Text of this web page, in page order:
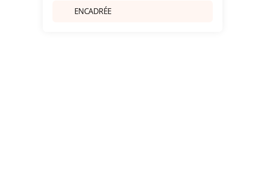
ENCADRÉE